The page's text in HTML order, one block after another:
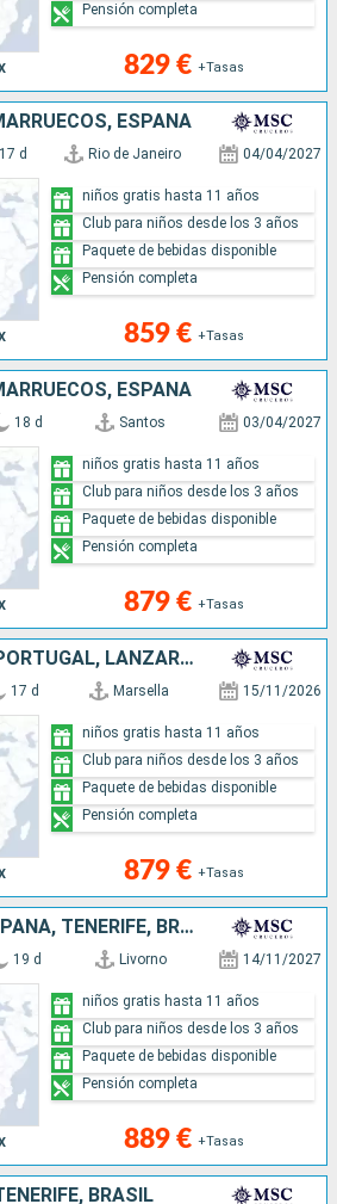
829 € +Tasas
Pensión completa
ESPAÑA
17 d Rio de Janeiro 04/04/2027
859 € +Tasas
niños gratis hasta 11 años
Club para niños desde los 3 años
Paquete de bebidas disponible
Pensión completa
ESPAÑA
18 d Santos 03/04/2027
879 € +Tasas
niños gratis hasta 11 años
Club para niños desde los 3 años
Paquete de bebidas disponible
Pensión completa
FRANCIA, ESPAÑA, PORTUGAL, LANZAROTE, MALLORCA, BRASIL
17 d Marsella 15/11/2026
879 € +Tasas
niños gratis hasta 11 años
Club para niños desde los 3 años
Paquete de bebidas disponible
Pensión completa
ITALIA, FRANCIA, ESPAÑA, TENERIFE, BRASIL
19 d Livorno 14/11/2027
889 € +Tasas
niños gratis hasta 11 años
Club para niños desde los 3 años
Paquete de bebidas disponible
Pensión completa
BRASIL